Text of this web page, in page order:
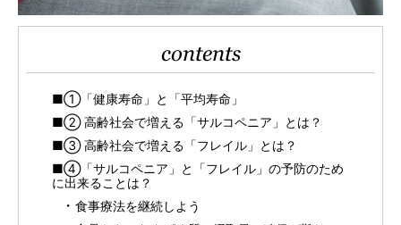
contents
■①「健康寿命」と「平均寿命」
■② 高齢社会で増える「サルコペニア」とは？
■③ 高齢社会で増える「フレイル」とは？
■④「サルコペニア」と「フレイル」の予防のため
に出来ることは？
食事療法を継続しよう